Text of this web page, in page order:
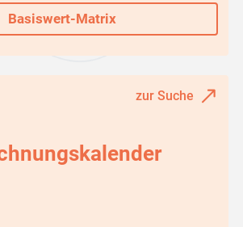
Basiswert-Matrix
zur Suche